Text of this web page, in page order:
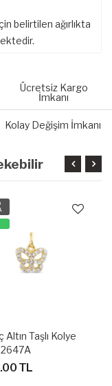
belirtilen ağırlıkta
Ücretsiz Kargo
İmkanı
Kolay Değişim İmkanı
Altın Taşlı Kolye
TL